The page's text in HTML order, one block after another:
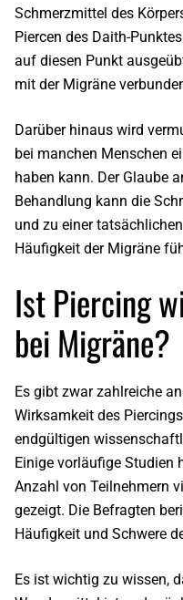
Schmerzmittel des
Piercen des Daith-
auf diesen Punkt
mit der Migräne
Darüber hinaus wird
bei manchen Menschen
haben kann. Der Glaube
Behandlung kann die
und zu einer
Häufigkeit der Migräne
Ist Piercing
bei Migräne?
Es gibt zwar zahlreiche
Wirksamkeit des
endgültigen
Einige vorläufige Studien
Anzahl von Teilnehmern
gezeigt. Die Befragten
Häufigkeit und Schwere
Es ist wichtig zu wissen,